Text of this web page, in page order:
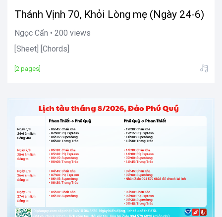
Thánh Vịnh 70, Khỏi Lòng mẹ (Ngày 24-6)
Ngọc Cẩn • 200 views
[Sheet] [Chords]
[2 pages]